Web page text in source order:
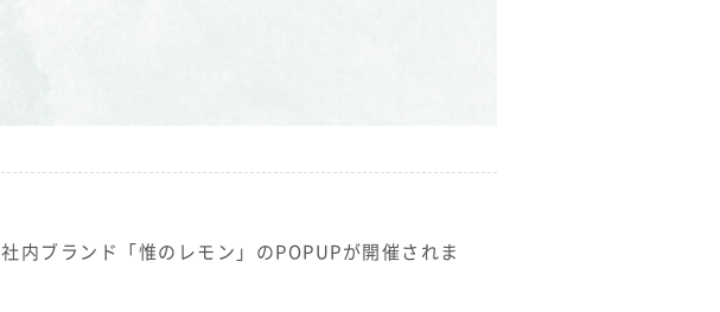
内ブランド「惟のレモン」のPOPUPが開催されま